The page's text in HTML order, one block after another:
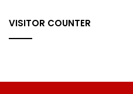
VISITOR COUNTER